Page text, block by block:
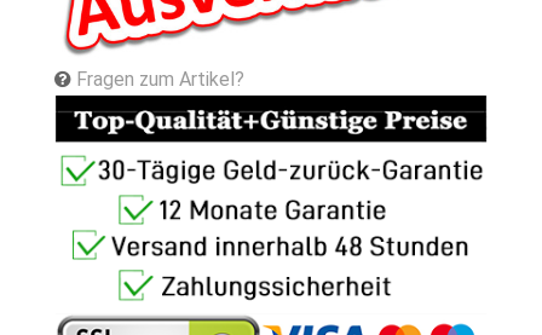
Fragen zum Artikel?